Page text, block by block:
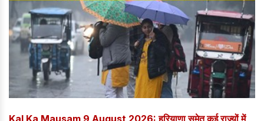
Kal Ka Mausam 9 August 2026: हरियाणा समेत कई राज्यों में